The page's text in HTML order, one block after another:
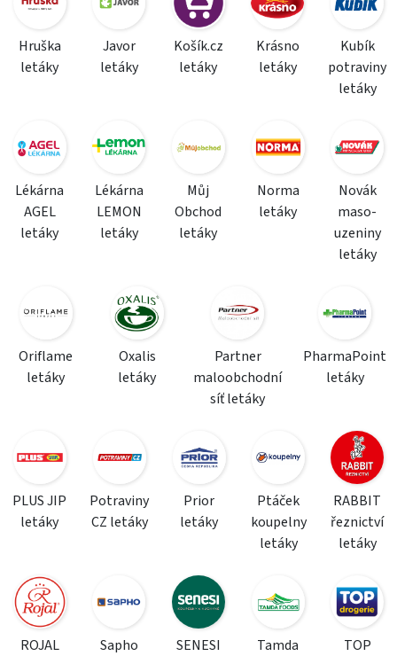
Hruška
letáky
Javor
letáky
Košík.cz
letáky
Krásno
letáky
Kubík
potraviny
letáky
Lékárna
AGEL
letáky
Lékárna
LEMON
letáky
Můj
Obchod
letáky
Norma
letáky
Novák
maso-
uzeniny
letáky
Oriflame
letáky
Oxalis
letáky
Partner
maloobchodní
síť letáky
PharmaPoint
letáky
PLUS JIP
letáky
Potraviny
CZ letáky
Prior
letáky
Ptáček
koupelny
letáky
RABBIT
řeznictví
letáky
ROJAL
Sapho
SENESI
Tamda
TOP